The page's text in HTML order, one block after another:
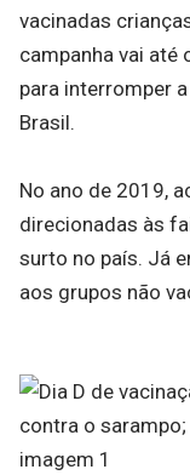
vacinadas
campanha vai até
para interromper
Brasil.
No ano de 2019,
direcionadas às
surto no país. Já
aos grupos não